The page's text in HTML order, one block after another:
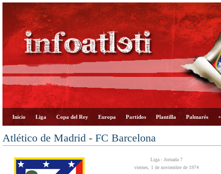
Inicio Liga Copa del Rey Europa Partidos Plantilla Palmarés
Atlético de Madrid - FC Barcelona
Liga - Jornada 7
viernes, 1 de noviembre de 1974